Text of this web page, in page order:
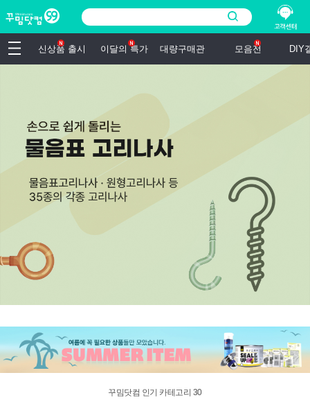
신상품 출시 이달의 특가 대량구매관 모음전 DIY
꾸밈닷컴 인기 카테고리 30